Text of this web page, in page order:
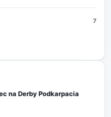
7
na Derby Podkarpacia